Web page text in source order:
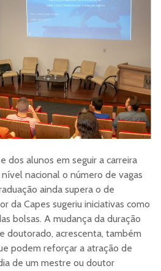
dos alunos em seguir a carreira
nacional o número de vagas
ainda supera o de
da Capes sugeriu iniciativas como
bolsas. A mudança da duração
doutorado, acrescenta, também
podem reforçar a atração de
de um mestre ou doutor